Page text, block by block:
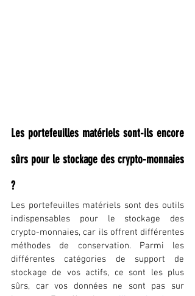
Les portefeuilles matériels sont-ils encore
sûrs pour le stockage des crypto-monnaies
?
Les portefeuilles matériels sont des outils
indispensables pour le stockage des
crypto-monnaies, car ils offrent différentes
méthodes de conservation. Parmi les
différentes catégories de support de
stockage de vos actifs, ce sont les plus
sûrs, car vos données ne sont pas sur